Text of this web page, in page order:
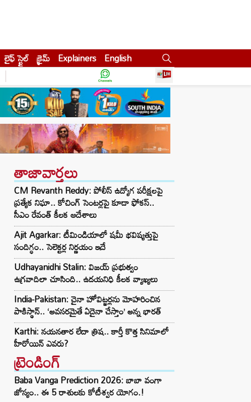
లైఫ్ స్టైల్ క్రైమ్ Explainers English
తాజావార్తలు
CM Revanth Reddy: పోలీస్ ఉద్యోగ పరీక్షలపై
ప్రత్యేక నిఘా.. కోచింగ్ సెంటర్లపై కూడా ఫోకస్..
సీఎం రేవంత్ కీలక ఆదేశాలు
Ajit Agarkar: టీమిండియాలో షమీ భవిష్యత్తుపై
సందిగ్ధం.. సెలెక్టర్ల నిర్ణయం ఇదే
Udhayanidhi Stalin: విజయ్ ప్రభుత్వం
ఉగ్రవాదిలా చూసింది.. ఉదయనిధి కీలక వ్యాఖ్యలు
India-Pakistan: చైనా హోవిట్జర్లను మోహరించిన
పాకిస్థాన్.. ‘అవసరమైతే ఏదైనా చేస్తాం’ అన్న భారత్
Karthi: నయనతార లేదా త్రిష.. కార్తీ కొత్త సినిమాలో
హీరోయిన్ ఎవరు?
ట్రెండింగ్‌
Baba Vanga Prediction 2026: బాబా వంగా
జోస్యం.. ఈ 5 రాశులకు కోటీశ్వర యోగం.!